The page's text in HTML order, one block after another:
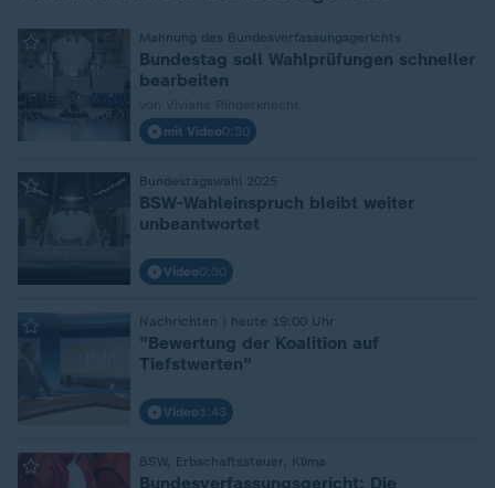
Mahnung des Bundesverfassungsgerichts
:
Bundestag soll Wahlprüfungen schneller
bearbeiten
mit Video0:30
Bundestagswahl 2025
:
BSW-Wahleinspruch bleibt weiter
unbeantwortet
Video0:30
Nachrichten | heute 19:00 Uhr
:
"Bewertung der Koalition auf
Tiefstwerten"
Video 1:43
BSW, Erbschaftssteuer, Klima
:
Bundesverfassungsgericht: Die